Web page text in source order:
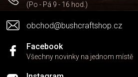
(Po - Pá 9 - 16 hod.)
obchod@bushcraftshop.cz
Facebook
Všechny novinky na jednom místě